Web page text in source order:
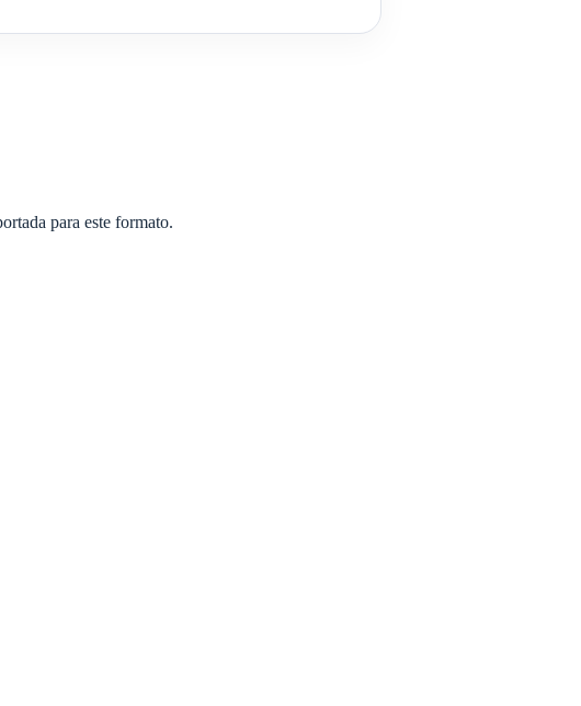
para este formato.